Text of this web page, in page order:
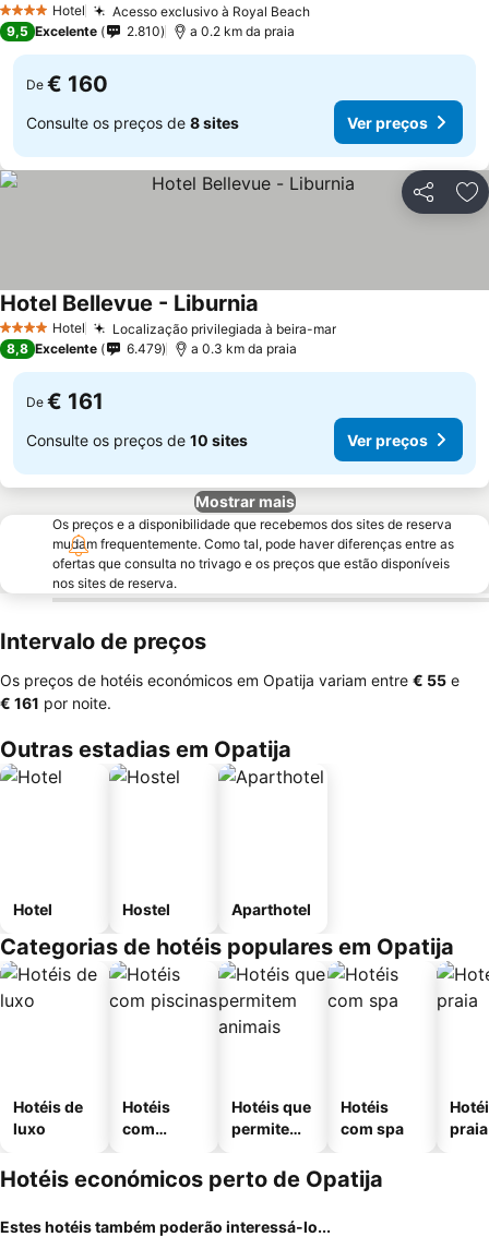
4 EstrelasHotel Acesso exclusivo à Royal Beach
9,5 Excelente 2.810 a 0.2 km da praia
De € 160
Consulte os preços de 8 sites Ver preços
Partilhar
4 EstrelasHotel Localização privilegiada à beira-mar
Hotel Bellevue - Liburnia
8,8 Excelente 6.479 a 0.3 km da praia
De € 161
Consulte os preços de 10 sites Ver preços
Mostrar mais
Os preços e a disponibilidade que recebemos dos sites de reserva
mudam frequentemente. Como tal, pode haver diferenças entre as
ofertas que consulta no trivago e os preços que estão disponíveis
nos sites de reserva.
Intervalo de preços
Os preços de hotéis económicos em Opatija variam entre ‎€ 55 e
‎€ 161 por noite.
Outras estadias em Opatija
Hotel Hostel Aparthotel
Categorias de hotéis populares em Opatija
Hotéis de
luxo
Hotéis
com
Hotéis que
permitem
Hotéis
com spa
praia
Hotéis económicos perto de Opatija
Estes hotéis também poderão interessá-lo...